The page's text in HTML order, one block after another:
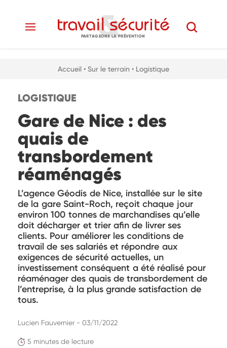
PARTAGEONS LA PRÉVENTION
Accueil • Sur le terrain • Logistique
LOGISTIQUE
Gare de Nice : des
quais de
transbordement
réaménagés
L’agence Géodis de Nice, installée sur le site
de la gare Saint-Roch, reçoit chaque jour
environ 100 tonnes de marchandises qu’elle
doit décharger et trier afin de livrer ses
clients. Pour améliorer les conditions de
travail de ses salariés et répondre aux
exigences de sécurité actuelles, un
investissement conséquent a été réalisé pour
réaménager des quais de transbordement de
l’entreprise, à la plus grande satisfaction de
tous.
5 minutes de lecture
Lucien Fauvernier - 03/11/2022